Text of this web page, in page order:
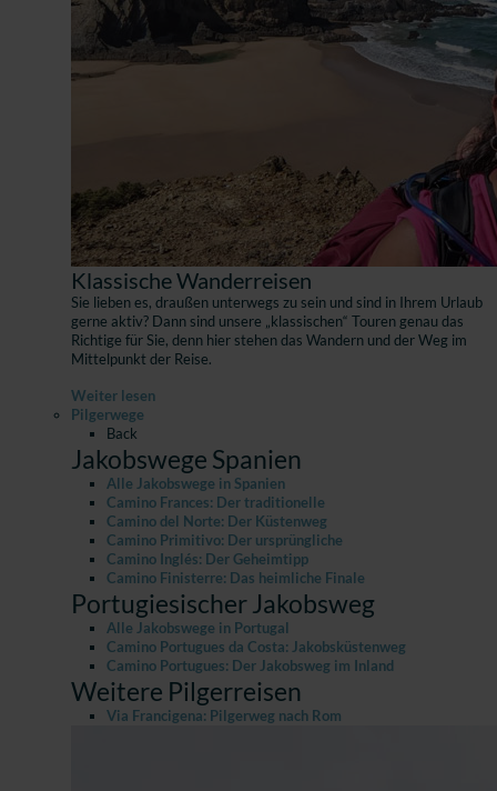
Klassische Wanderreisen
Sie lieben es, draußen unterwegs zu sein und sind in Ihrem Urlaub
gerne aktiv? Dann sind unsere „klassischen“ Touren genau das
Richtige für Sie, denn hier stehen das Wandern und der Weg im
Mittelpunkt der Reise.
Weiter lesen
Pilgerwege
Back
Jakobswege Spanien
Alle Jakobswege in Spanien
Camino Frances: Der traditionelle
Camino del Norte: Der Küstenweg
Camino Primitivo: Der ursprüngliche
Camino Inglés: Der Geheimtipp
Camino Finisterre: Das heimliche Finale
Portugiesischer Jakobsweg
Alle Jakobswege in Portugal
Camino Portugues da Costa: Jakobsküstenweg
Camino Portugues: Der Jakobsweg im Inland
Weitere Pilgerreisen
Via Francigena: Pilgerweg nach Rom